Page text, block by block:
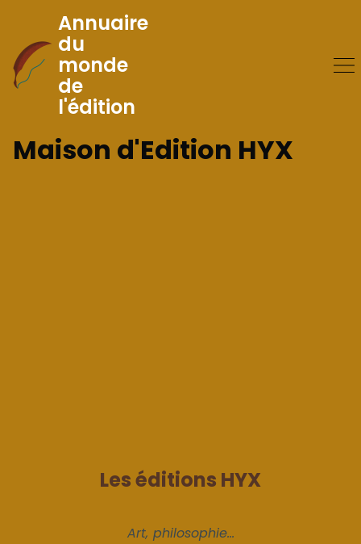
Skip
to
Content
Annuaire
du
monde
de
l'édition
Maison d'Edition HYX
Les éditions HYX
Art, philosophie...